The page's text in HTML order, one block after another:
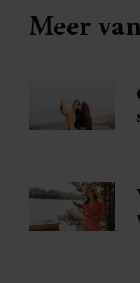
Meer